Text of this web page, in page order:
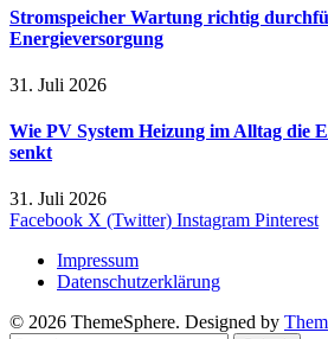
Stromspeicher Wartung richtig
Energieversorgung
31. Juli 2026
Wie PV System Heizung im Alltag die
senkt
31. Juli 2026
Facebook X (Twitter) Instagram Pinterest
Impressum
Datenschutzerklärung
© 2026 ThemeSphere. Designed by